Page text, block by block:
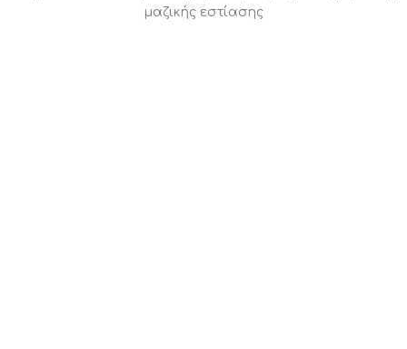
μαζικής εστίασης